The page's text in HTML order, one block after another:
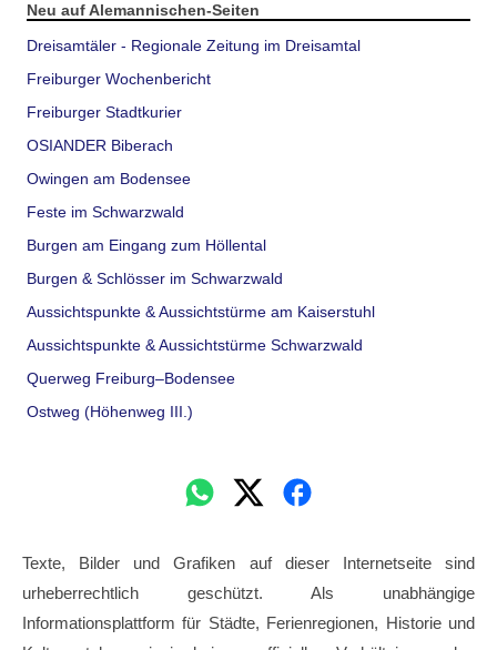
Neu auf Alemannischen-Seiten
Dreisamtäler - Regionale Zeitung im Dreisamtal
Freiburger Wochenbericht
Freiburger Stadtkurier
OSIANDER Biberach
Owingen am Bodensee
Feste im Schwarzwald
Burgen am Eingang zum Höllental
Burgen & Schlösser im Schwarzwald
Aussichtspunkte & Aussichtstürme am Kaiserstuhl
Aussichtspunkte & Aussichtstürme Schwarzwald
Querweg Freiburg–Bodensee
Ostweg (Höhenweg III.)
Texte, Bilder und Grafiken auf dieser Internetseite sind
urheberrechtlich geschützt. Als unabhängige
Informationsplattform für Städte, Ferienregionen, Historie und